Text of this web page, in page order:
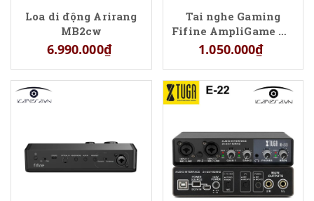
Loa di động Arirang
MB2cw
6.990.000₫
Tai nghe Gaming
Fifine AmpliGame H3
RGB LED
1.050.000₫